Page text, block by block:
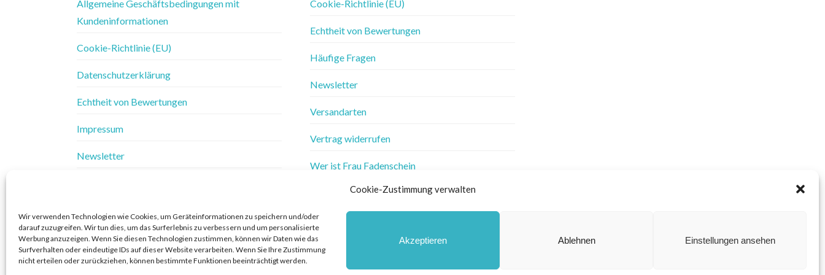
Cookie-Zustimmung verwalten
Wir verwenden Technologien wie Cookies, um Geräteinformationen zu speichern und/oder
darauf zuzugreifen. Wir tun dies, um das Surferlebnis zu verbessern und um personalisierte
Werbung anzuzeigen. Wenn Sie diesen Technologien zustimmen, können wir Daten wie das
Surfverhalten oder eindeutige IDs auf dieser Website verarbeiten. Wenn Sie Ihre Zustimmung
nicht erteilen oder zurückziehen, können bestimmte Funktionen beeinträchtigt werden.
Akzeptieren Ablehnen Einstellungen ansehen
Allgemeine Geschäftsbedingungen mit
Kundeninformationen
Cookie-Richtlinie (EU)
Datenschutzerklärung
Echtheit von Bewertungen
Impressum
Newsletter
Widerrufsbelehrung & Widerrufsformular
Cookie-Richtlinie (EU)
Echtheit von Bewertungen
Häufige Fragen
Newsletter
Versandarten
Vertrag widerrufen
Wer ist Frau Fadenschein
Widerrufsbelehrung
Zahlungsarten